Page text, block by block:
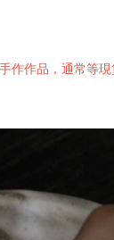
作品，通常等現